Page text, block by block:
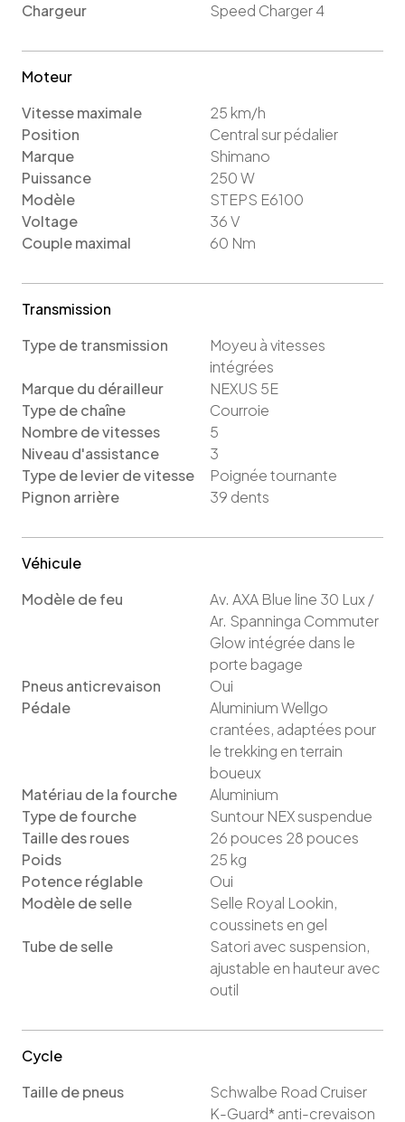
Chargeur
Speed Charger 4
Moteur
Vitesse maximale
25 km/h
Position
Central sur pédalier
Marque
Shimano
Puissance
250W
Modèle
STEPS E6100
Voltage
36V
Couple maximal
60 Nm
Transmission
Type de transmission
Moyeu à vitesses
intégrées
Marque du dérailleur
NEXUS 5E
Type de chaîne
Courroie
Nombre de vitesses
5
Niveau d'assistance
3
Type de levier de vitesse
Poignée tournante
Pignon arrière
39 dents
Véhicule
Modèle de feu
Av. AXA Blue line 30 Lux /
Ar. Spanninga Commuter
Glow intégrée dans le
porte bagage
Pneus anticrevaison
Oui
Pédale
Aluminium Wellgo
crantées, adaptées pour
le trekking en terrain
boueux
Matériau de la fourche
Aluminium
Type de fourche
Suntour NEX suspendue
Taille des roues
26 pouces 28 pouces
Poids
25 kg
Potence réglable
Oui
Modèle de selle
Selle Royal Lookin,
coussinets en gel
Tube de selle
Satori avec suspension,
ajustable en hauteur avec
outil
Cycle
Taille de pneus
Schwalbe Road Cruiser
K-Guard* anti-crevaison